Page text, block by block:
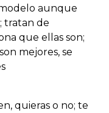
aunque
tratan de
que ellas son;
mejores, se
quieras o no; te